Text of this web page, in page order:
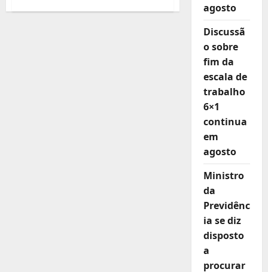
promovem
agosto
Discussã
o sobre
fim da
escala de
trabalho
6×1
continua
em
agosto
Ministro
da
Previdênc
ia se diz
disposto
a
procurar